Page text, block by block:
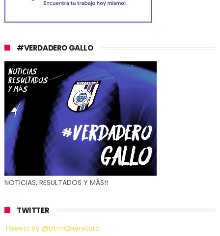
#VERDADERO GALLO
NOTICIAS, RESULTADOS Y MÁS!!
TWITTER
Tweets by @DtmQueretaro